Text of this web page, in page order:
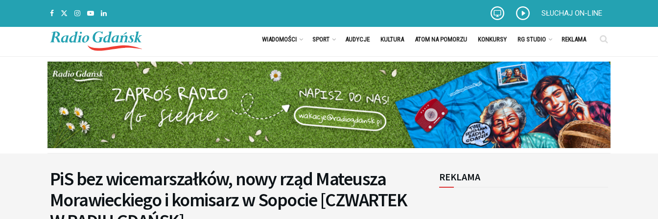
SŁUCHAJ ON-LINE
WIADOMOŚCI SPORT AUDYCJE KULTURA ATOM NA POMORZU KONKURSY RG STUDIO REKLAMA
PiS bez wicemarszałków, nowy rząd Mateusza
Morawieckiego i komisarz w Sopocie [CZWARTEK
REKLAMA